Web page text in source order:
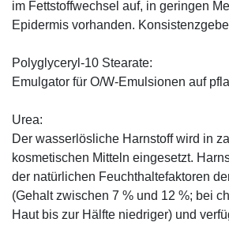
im Fettstoffwechsel auf, in geringen
Epidermis vorhanden.
Polyglyceryl-10 Stearate:
Emulgator für O/W-Emulsionen auf
Urea:
Der wasserlösliche Harnstoff wird in
kosmetischen Mitteln eingesetzt.
der natürlichen Feuchthaltefaktoren
(Gehalt zwischen 7 % und 12 %; bei
Haut bis zur Hälfte niedriger) und